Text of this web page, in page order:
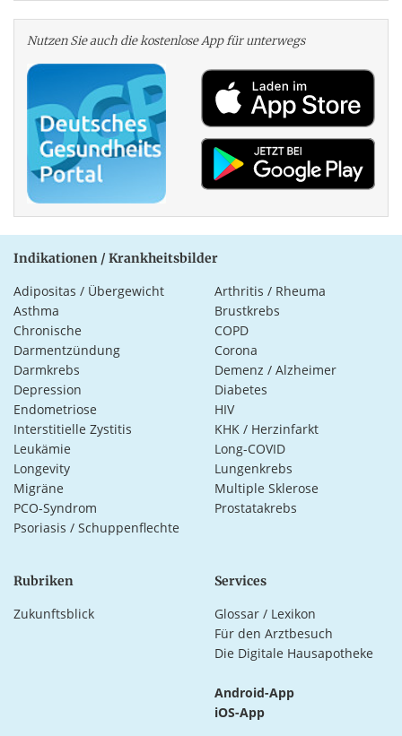
Nutzen Sie auch die kosten­lose App für unterwegs
Indikationen / Krankheitsbilder
Adipositas / Übergewicht
Arthritis / Rheuma
Asthma
Brustkrebs
Chronische
Darmentzündung
COPD
Corona
Darmkrebs
Demenz / Alzheimer
Depression
Diabetes
Endometriose
HIV
Interstitielle Zystitis
KHK / Herzinfarkt
Leukämie
Long-COVID
Longevity
Lungenkrebs
Migräne
Multiple Sklerose
PCO-Syndrom
Prostatakrebs
Psoriasis / Schuppenflechte
Rubriken
Zukunftsblick
Services
Glossar / Lexikon
Für den Arztbesuch
Die Digitale Hausapotheke
Android-App
iOS-App